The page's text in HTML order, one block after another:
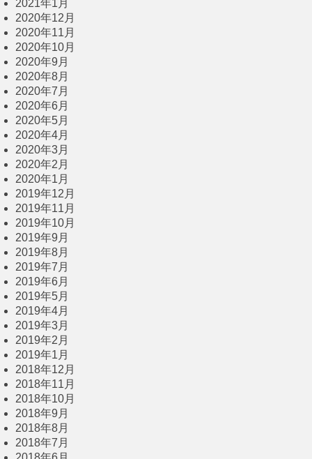
2021年1月
2020年12月
2020年11月
2020年10月
2020年9月
2020年8月
2020年7月
2020年6月
2020年5月
2020年4月
2020年3月
2020年2月
2020年1月
2019年12月
2019年11月
2019年10月
2019年9月
2019年8月
2019年7月
2019年6月
2019年5月
2019年4月
2019年3月
2019年2月
2019年1月
2018年12月
2018年11月
2018年10月
2018年9月
2018年8月
2018年7月